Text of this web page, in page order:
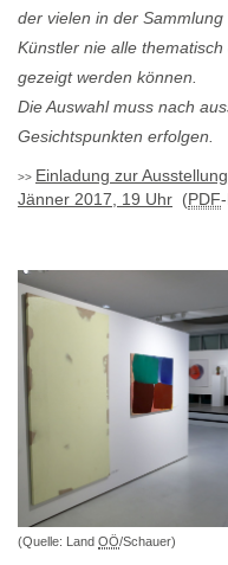
der vielen in der
Künstler nie alle
gezeigt werden können.
Die Auswahl muss nach
Gesichtspunkten erfolgen.
Einladung zur
Jänner 2017, 19 Uhr (PDF
(Quelle: Land OÖ/Schauer)